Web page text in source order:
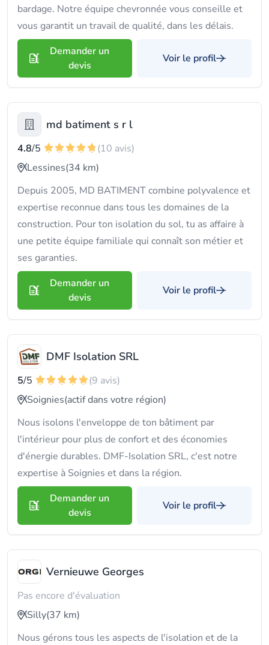
bardage. Notre équipe chevronnée vous conseille et
vous garantit un travail de qualité, dans les délais.
Demander un
devis
Voir le profil
md batiment s r l
4.8/5
(10 avis)
Lessines(34 km)
Depuis 2005, MD BATIMENT combine polyvalence et
expertise reconnue dans tous les domaines de la
construction. Pour ton isolation du sol, tu as affaire à
une petite équipe familiale qui connaît son métier et
ses garanties.
Demander un
devis
Voir le profil
DMF Isolation SRL
5/5
(9 avis)
Soignies(actif dans votre région)
Nous isolons l'enveloppe de ton bâtiment par
l'intérieur pour plus de confort et des économies
d'énergie durables. DMF-Isolation SRL, c'est notre
expertise à Soignies et dans la région.
Demander un
devis
Voir le profil
Vernieuwe Georges
Pas encore d'évaluation
Silly(37 km)
Nous gérons tous les aspects de l'isolation et de la